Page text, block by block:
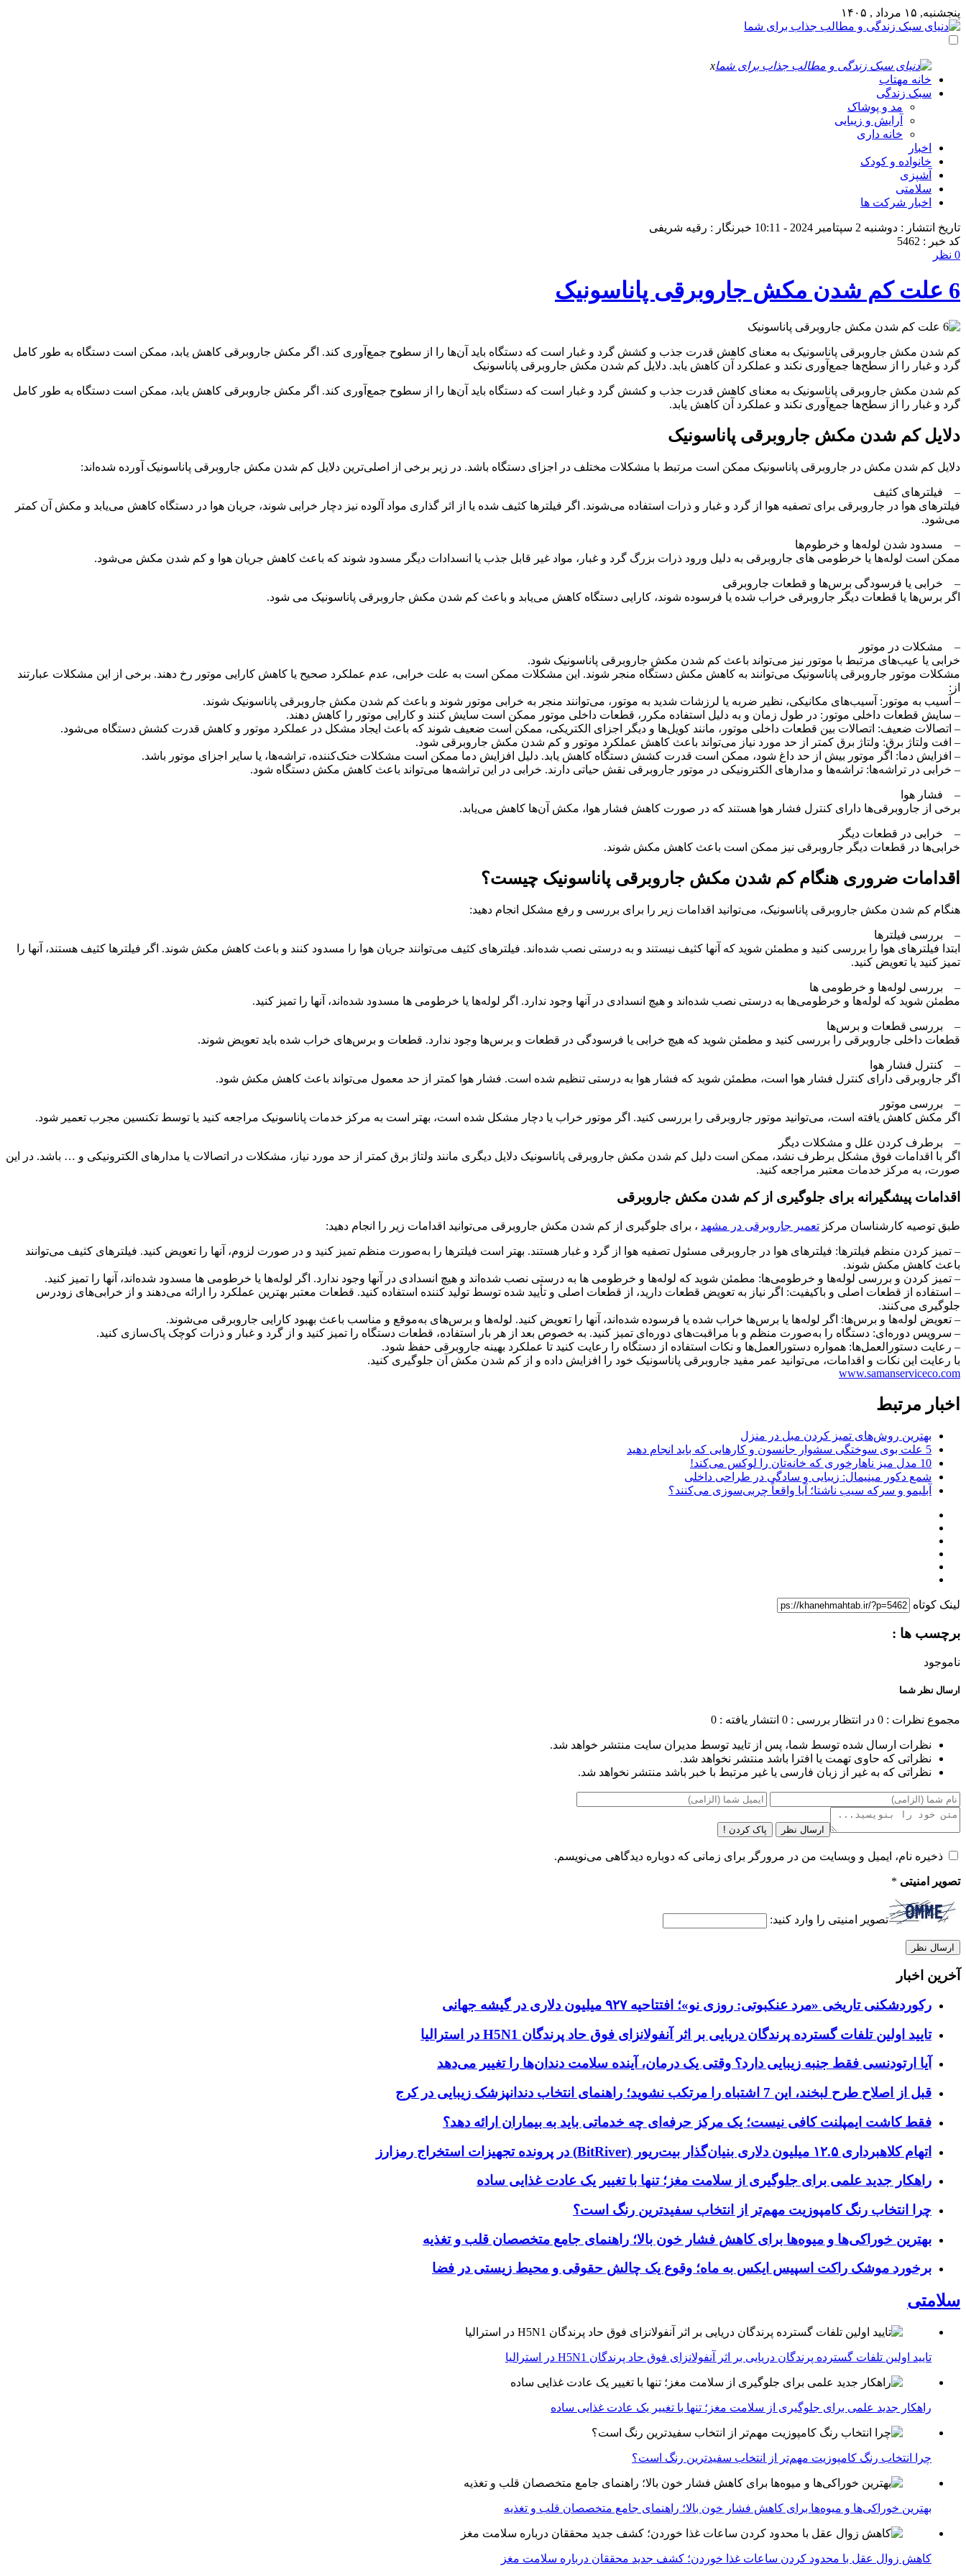
پنجشنبه, ۱۵ مرداد , ۱۴۰۵
x
خانه مهتاب
سبک زندگی
مد و پوشاک
آرایش و زیبایی
خانه داری
اخبار
خانواده و کودک
آشپزی
سلامتی
اخبار شرکت ها
تاریخ انتشار : دوشنبه 2 سپتامبر 2024 - 10:11
خبرنگار : رقیه شریفی
کد خبر : 5462
0 نظر
6 علت کم شدن مکش جاروبرقی پاناسونیک
کم شدن مکش جاروبرقی پاناسونیک به معنای کاهش قدرت جذب و کشش گرد و غبار است که دستگاه باید آن‌ها را از سطوح جمع‌آوری کند. اگر مکش جاروبرقی کاهش یابد، ممکن است دستگاه به ‌طور کامل
گرد و غبار را از سطح‌ها جمع‌آوری نکند و عملکرد آن کاهش یابد. دلایل کم شدن مکش جاروبرقی پاناسونیک
کم شدن مکش جاروبرقی پاناسونیک به معنای کاهش قدرت جذب و کشش گرد و غبار است که دستگاه باید آن‌ها را از سطوح جمع‌آوری کند. اگر مکش جاروبرقی کاهش یابد، ممکن است دستگاه به ‌طور کامل
گرد و غبار را از سطح‌ها جمع‌آوری نکند و عملکرد آن کاهش یابد.
دلایل کم شدن مکش جاروبرقی پاناسونیک
دلایل کم شدن مکش در جاروبرقی پاناسونیک ممکن است مرتبط با مشکلات مختلف در اجزای دستگاه باشد. در زیر برخی از اصلی‌ترین دلایل کم شدن مکش جاروبرقی پاناسونیک آورده شده‌اند:
– فیلترهای کثیف
فیلترهای هوا در جاروبرقی برای تصفیه هوا از گرد و غبار و ذرات استفاده می‌شوند. اگر فیلترها کثیف شده یا از اثر گذاری مواد آلوده نیز دچار خرابی شوند، جریان هوا در دستگاه کاهش می‌یابد و مکش آن کمتر
می‌شود.
– مسدود شدن لوله‌ها و خرطوم‌ها
ممکن است لوله‌ها یا خرطومی ‌های جاروبرقی به دلیل ورود ذرات بزرگ گرد و غبار، مواد غیر قابل جذب یا انسدادات دیگر مسدود شوند که باعث کاهش جریان هوا و کم شدن مکش می‌شود.
– خرابی یا فرسودگی برس‌ها و قطعات جاروبرقی
اگر برس‌ها یا قطعات دیگر جاروبرقی خراب شده یا فرسوده شوند، کارایی دستگاه کاهش می‌یابد و باعث کم شدن مکش جاروبرقی پاناسونیک می شود.
– مشکلات در موتور
خرابی یا عیب‌های مرتبط با موتور نیز می‌تواند باعث کم شدن مکش جاروبرقی پاناسونیک شود.
مشکلات موتور جاروبرقی پاناسونیک می‌توانند به کاهش مکش دستگاه منجر شوند. این مشکلات ممکن است به علت خرابی، عدم عملکرد صحیح یا کاهش کارایی موتور رخ دهند. برخی از این مشکلات عبارتند
از:
– آسیب به موتور: آسیب‌های مکانیکی، نظیر ضربه یا لرزشات شدید به موتور، می‌توانند منجر به خرابی موتور شوند و باعث کم شدن مکش جاروبرقی پاناسونیک شوند.
– سایش قطعات داخلی موتور: در طول زمان و به دلیل استفاده مکرر، قطعات داخلی موتور ممکن است سایش کنند و کارایی موتور را کاهش دهند.
– اتصالات ضعیف: اتصالات بین قطعات داخلی موتور، مانند کویل‌ها و دیگر اجزای الکتریکی، ممکن است ضعیف شوند که باعث ایجاد مشکل در عملکرد موتور و کاهش قدرت کشش دستگاه می‌شود.
– افت ولتاژ برق: ولتاژ برق کمتر از حد مورد نیاز می‌تواند باعث کاهش عملکرد موتور و کم شدن مکش جاروبرقی شود.
– افزایش دما: اگر موتور بیش از حد داغ شود، ممکن است قدرت کشش دستگاه کاهش یابد. دلیل افزایش دما ممکن است مشکلات خنک‌کننده، تراشه‌ها، یا سایر اجزای موتور باشد.
– خرابی در تراشه‌ها: تراشه‌ها و مدارهای الکترونیکی در موتور جاروبرقی نقش حیاتی دارند. خرابی در این تراشه‌ها می‌تواند باعث کاهش مکش دستگاه شود.
– فشار هوا
برخی از جاروبرقی‌ها دارای کنترل فشار هوا هستند که در صورت کاهش فشار هوا، مکش آن‌ها کاهش می‌یابد.
– خرابی در قطعات دیگر
خرابی‌ها در قطعات دیگر جاروبرقی نیز ممکن است باعث کاهش مکش شوند.
اقدامات ضروری هنگام کم شدن مکش جاروبرقی پاناسونیک چیست؟
هنگام کم شدن مکش جاروبرقی پاناسونیک، می‌توانید اقدامات زیر را برای بررسی و رفع مشکل انجام دهید:
– بررسی فیلترها
ابتدا فیلترهای هوا را بررسی کنید و مطمئن شوید که آنها کثیف نیستند و به درستی نصب شده‌اند. فیلترهای کثیف می‌توانند جریان هوا را مسدود کنند و باعث کاهش مکش شوند. اگر فیلترها کثیف هستند، آنها را
تمیز کنید یا تعویض کنید.
– بررسی لوله‌ها و خرطومی ‌ها
مطمئن شوید که لوله‌ها و خرطومی‌ها به درستی نصب شده‌اند و هیچ انسدادی در آنها وجود ندارد. اگر لوله‌ها یا خرطومی ها مسدود شده‌اند، آنها را تمیز کنید.
– بررسی قطعات و برس‌ها
قطعات داخلی جاروبرقی را بررسی کنید و مطمئن شوید که هیچ خرابی یا فرسودگی در قطعات و برس‌ها وجود ندارد. قطعات و برس‌های خراب شده باید تعویض شوند.
– کنترل فشار هوا
اگر جاروبرقی دارای کنترل فشار هوا است، مطمئن شوید که فشار هوا به درستی تنظیم شده است. فشار هوا کمتر از حد معمول می‌تواند باعث کاهش مکش شود.
– بررسی موتور
اگر مکش کاهش یافته است، می‌توانید موتور جاروبرقی را بررسی کنید. اگر موتور خراب یا دچار مشکل شده است، بهتر است به مرکز خدمات پاناسونیک مراجعه کنید یا توسط تکنسین مجرب تعمیر شود.
– برطرف کردن علل و مشکلات دیگر
اگر با اقدامات فوق مشکل برطرف نشد، ممکن است دلیل کم شدن مکش جاروبرقی پاناسونیک دلایل دیگری مانند ولتاژ برق کمتر از حد مورد نیاز، مشکلات در اتصالات یا مدارهای الکترونیکی و … باشد. در این
صورت، به مرکز خدمات معتبر مراجعه کنید.
اقدامات پیشگیرانه برای جلوگیری از کم شدن مکش جاروبرقی
طبق توصیه کارشناسان مرکز تعمیر جاروبرقی در مشهد ، برای جلوگیری از کم شدن مکش جاروبرقی می‌توانید اقدامات زیر را انجام دهید:
– تمیز کردن منظم فیلترها: فیلترهای هوا در جاروبرقی مسئول تصفیه هوا از گرد و غبار هستند. بهتر است فیلترها را به‌صورت منظم تمیز کنید و در صورت لزوم، آنها را تعویض کنید. فیلترهای کثیف می‌توانند
باعث کاهش مکش شوند.
– تمیز کردن و بررسی لوله‌ها و خرطومی‌ها: مطمئن شوید که لوله‌ها و خرطومی ها به درستی نصب شده‌اند و هیچ انسدادی در آنها وجود ندارد. اگر لوله‌ها یا خرطومی ها مسدود شده‌اند، آنها را تمیز کنید.
– استفاده از قطعات اصلی و باکیفیت: اگر نیاز به تعویض قطعات دارید، از قطعات اصلی و تأیید شده توسط تولید کننده استفاده کنید. قطعات معتبر بهترین عملکرد را ارائه می‌دهند و از خرابی‌های زودرس
جلوگیری می‌کنند.
– تعویض لوله‌ها و برس‌ها: اگر لوله‌ها یا برس‌ها خراب شده یا فرسوده شده‌اند، آنها را تعویض کنید. لوله‌ها و برس‌های به‌موقع و مناسب باعث بهبود کارایی جاروبرقی می‌شوند.
– سرویس دوره‌ای: دستگاه را به‌صورت منظم و با مراقبت‌های دوره‌ای تمیز کنید. به خصوص بعد از هر بار استفاده، قطعات دستگاه را تمیز کنید و از گرد و غبار و ذرات کوچک پاک‌سازی کنید.
– رعایت دستورالعمل‌ها: همواره دستورالعمل‌ها و نکات استفاده از دستگاه را رعایت کنید تا عملکرد بهینه جاروبرقی حفظ شود.
با رعایت این نکات و اقدامات، می‌توانید عمر مفید جاروبرقی پاناسونیک خود را افزایش داده و از کم شدن مکش آن جلوگیری کنید.
www.samanserviceco.com
اخبار مرتبط
بهترین روش‌های تمیز کردن مبل در منزل
5 علت بوی سوختگی سشوار جانسون و کارهایی که باید انجام دهید
10 مدل میز ناهارخوری که خانه‌تان را لوکس می‌کند!
شمع دکور مینیمال: زیبایی و سادگی در طراحی داخلی
آبلیمو و سرکه سیب ناشتا؛ آیا واقعاً چربی‌سوزی می‌کنند؟
لینک کوتاه
برچسب ها :
ناموجود
ارسال نظر شما
مجموع نظرات : 0 در انتظار بررسی : 0 انتشار یافته : 0
نظرات ارسال شده توسط شما، پس از تایید توسط مدیران سایت منتشر خواهد شد.
نظراتی که حاوی تهمت یا افترا باشد منتشر نخواهد شد.
نظراتی که به غیر از زبان فارسی یا غیر مرتبط با خبر باشد منتشر نخواهد شد.
ارسال نظر پاک کردن !
ذخیره نام، ایمیل و وبسایت من در مرورگر برای زمانی که دوباره دیدگاهی می‌نویسم.
تصویر امنیتی *
تصویر امنیتی را وارد کنید:
آخرین اخبار
رکوردشکنی تاریخی «مرد عنکبوتی: روزی نو»؛ افتتاحیه ۹۲۷ میلیون دلاری در گیشه جهانی
تایید اولین تلفات گسترده پرندگان دریایی بر اثر آنفولانزای فوق حاد پرندگان H5N1 در استرالیا
آیا ارتودنسی فقط جنبه زیبایی دارد؟ وقتی یک درمان، آینده سلامت دندان‌ها را تغییر می‌دهد
قبل از اصلاح طرح لبخند، این 7 اشتباه را مرتکب نشوید؛ راهنمای انتخاب دندانپزشک زیبایی در کرج
فقط کاشت ایمپلنت کافی نیست؛ یک مرکز حرفه‌ای چه خدماتی باید به بیماران ارائه دهد؟
اتهام کلاهبرداری ۱۲.۵ میلیون دلاری بنیان‌گذار بیت‌ریور (BitRiver) در پرونده تجهیزات استخراج رمزارز
راهکار جدید علمی برای جلوگیری از سلامت مغز؛ تنها با تغییر یک عادت غذایی ساده
چرا انتخاب رنگ کامپوزیت مهم‌تر از انتخاب سفیدترین رنگ است؟
بهترین خوراکی‌ها و میوه‌ها برای کاهش فشار خون بالا؛ راهنمای جامع متخصصان قلب و تغذیه
برخورد موشک راکت اسپیس ایکس به ماه؛ وقوع یک چالش حقوقی و محیط زیستی در فضا
سلامتی
تایید اولین تلفات گسترده پرندگان دریایی بر اثر آنفولانزای فوق حاد پرندگان H5N1 در استرالیا
راهکار جدید علمی برای جلوگیری از سلامت مغز؛ تنها با تغییر یک عادت غذایی ساده
چرا انتخاب رنگ کامپوزیت مهم‌تر از انتخاب سفیدترین رنگ است؟
بهترین خوراکی‌ها و میوه‌ها برای کاهش فشار خون بالا؛ راهنمای جامع متخصصان قلب و تغذیه
کاهش زوال عقل با محدود کردن ساعات غذا خوردن؛ کشف جدید محققان درباره سلامت مغز